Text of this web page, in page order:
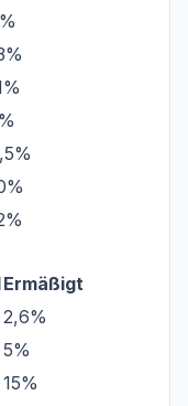
Ermäßigt
2,6%
5%
15%